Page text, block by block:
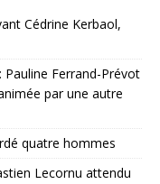
Cédrine Kerbaol,
Pauline Ferrand-Prévot
par une autre
quatre hommes
Lecornu attendu